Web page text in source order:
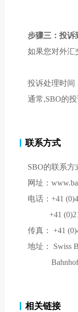
步骤三：投诉
如果您对外汇
投诉处理时间
通常,SBO的
联系方式
SBO的联系方
网址：
电话：+41
+41 (0)21
传真： +41
地址： Swiss
相关链接